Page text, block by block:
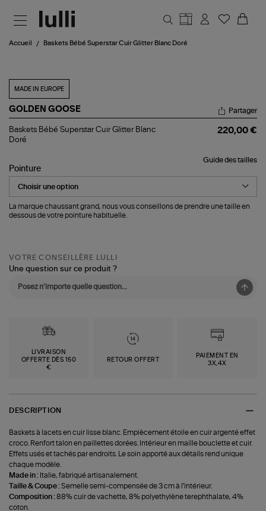
Accueil Baskets Bébé Superstar Cuir Glitter Blanc Doré
MADE IN EUROPE
GOLDEN GOOSE
Baskets
Bébé
Glitter
Blanc
Doré
Partager
Baskets Bébé Superstar Cuir Glitter Blanc
Doré
220,00 €
Guide des tailles
Pointure
La marque chaussant grand, nous vous conseillons de prendre une taille en
dessous de votre pointure habituelle.
VOTRE CONSEILLÈRE LULLI
Une question sur ce produit ?
LIVRAISON
OFFERTE DÈS 150
€
RETOUR OFFERT
PAIEMENT EN
3X,4X
DESCRIPTION
Baskets à lacets en cuir lisse blanc. Empiècement étoile en cuir argenté effet
croco. Renfort talon en paillettes dorées. Intérieur en maille bouclette et cuir.
Effets usés et tachés par endroits. Le soin apporté aux détails rend unique
chaque modèle.
Made in : Italie, fabriqué artisanalement.
Taille & Coupe :Semelle semi-compensée de 3 cm à l'intérieur.
Composition :88% cuir de vachette, 8% polyethylène terephthalate, 4%
coton.